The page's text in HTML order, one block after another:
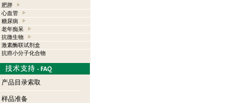
肥胖
心血管
糖尿病
老年痴呆
抗微生物
激素酶联试剂盒
抗癌小分子化合物
产品目录索取
样品准备